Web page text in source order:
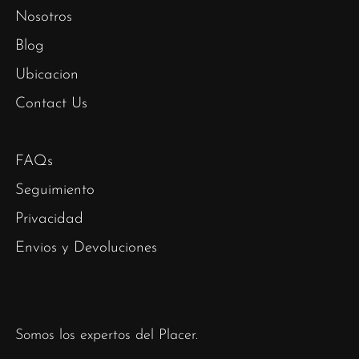
Nosotros
Blog
Ubicacion
Contact Us
FAQs
Seguimiento
Privacidad
Envios y Devoluciones
Somos los expertos del Placer.